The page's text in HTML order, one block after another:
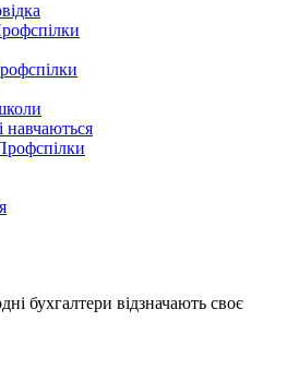
навчаються
бухгалтери відзначають своє